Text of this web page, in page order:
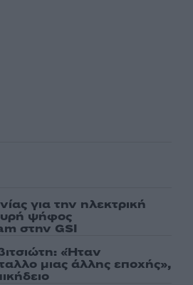
για την ηλεκτρική
ψήφος
στην GSI
«Ήταν
μιας άλλης εποχής»,